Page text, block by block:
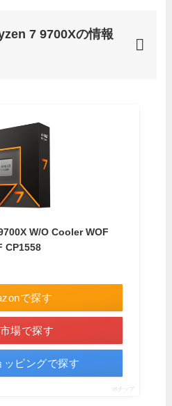
7 9700Xの情報
W/O Cooler WOF
CP1558
で探す
場で探す
ッピングで探す
ポチップ